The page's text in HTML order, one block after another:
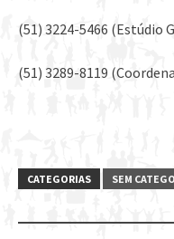
(51) 3224-5466 (Estúdio
(51) 3289-8119
CATEGORIAS SEM